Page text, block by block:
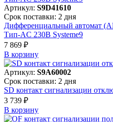
Артикул: S9D41610
Срок поставки: 2 дня
Дифференциальный автомат
Тип-AC 230В Systeme9
7 869 ₽
В корзинy
Артикул: S9A60002
Срок поставки: 2 дня
SD контакт сигнализации
3 739 ₽
В корзинy